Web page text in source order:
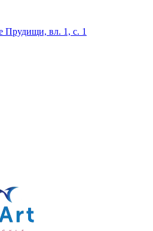
вл. 1, с. 1